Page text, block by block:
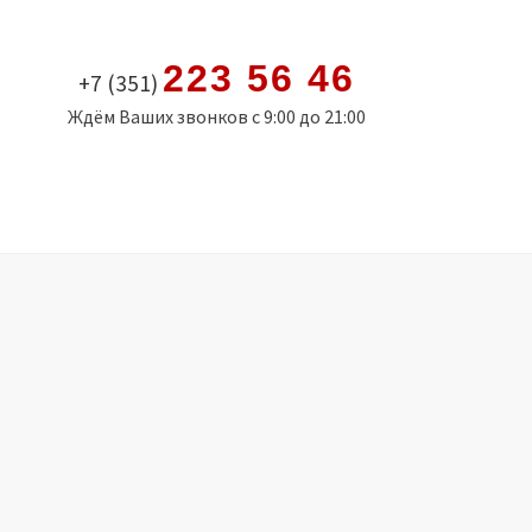
+7 (351) 223 56 46
Ждём Ваших звонков с 9:00 до 21:00